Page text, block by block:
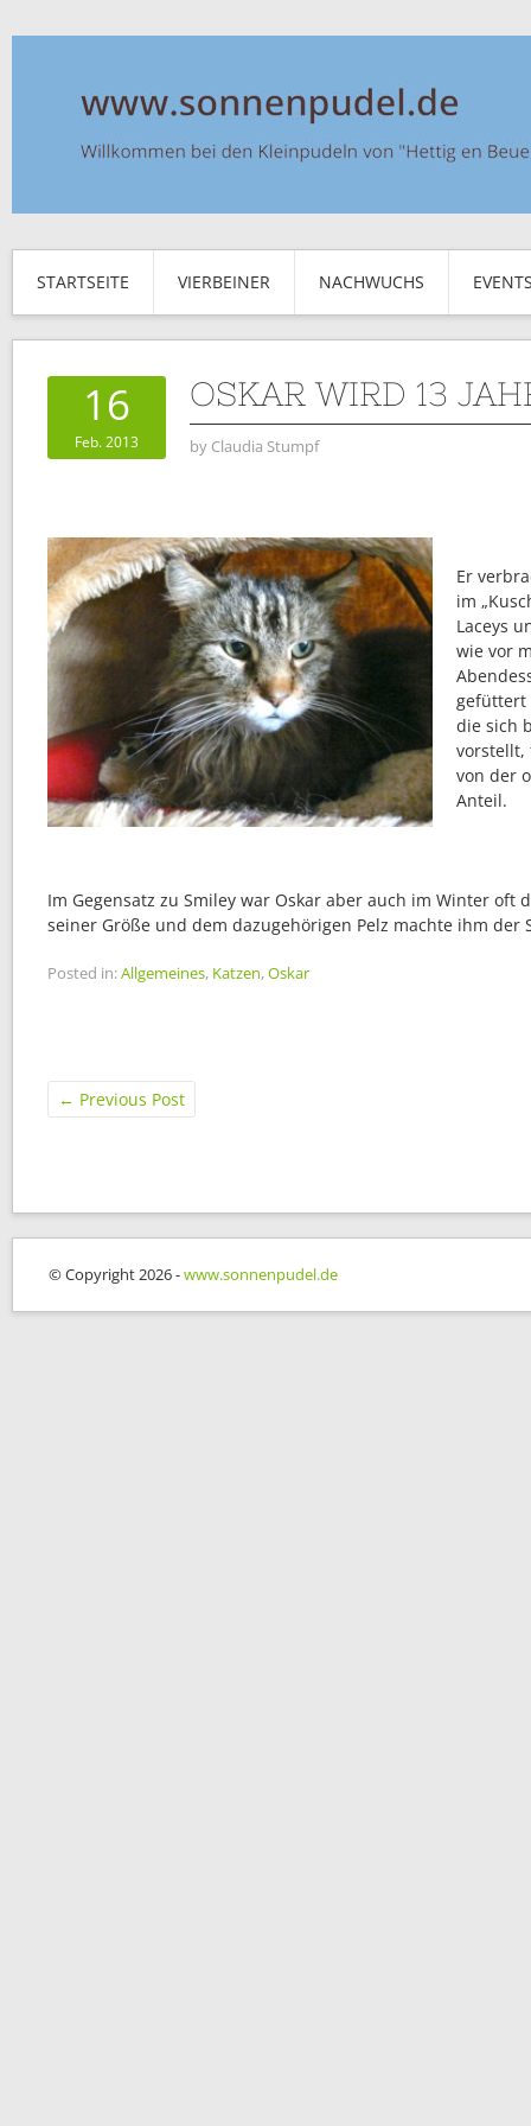
STARTSEITE VIERBEINER NACHWUCHS
16
Feb. 2013
OSKAR WIRD 13
by Claudia Stumpf
Er
im
Laceys
wie vor
die sich
vorstellt,
von der
Anteil.
Im Gegensatz zu Smiley war Oskar aber auch im Winter oft
seiner Größe und dem dazugehörigen Pelz machte ihm der
Posted in:Allgemeines, Katzen,Oskar
← Previous Post
© Copyright 2026 -www.sonnenpudel.de